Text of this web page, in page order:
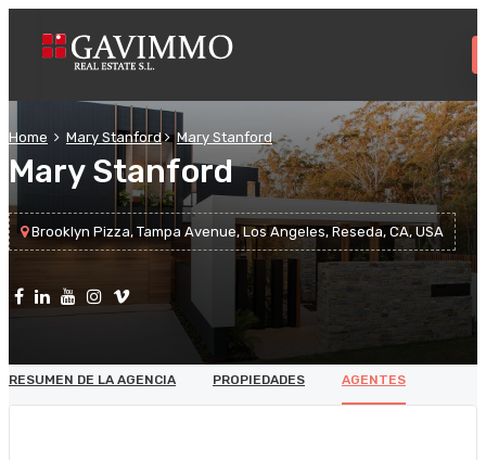
Home Mary Stanford Mary Stanford
Mary Stanford
Brooklyn Pizza, Tampa Avenue, Los Angeles, Reseda, CA, USA
RESUMEN DE LA AGENCIA PROPIEDADES AGENTES